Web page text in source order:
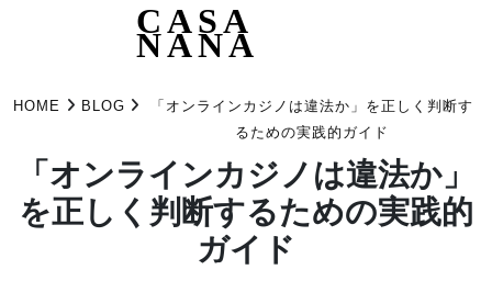
CASA
NANA
HOME BLOG
「オンラインカジノは違法か」を正しく判断す
るための実践的ガイド
「オンラインカジノは違法か」
を正しく判断するための実践的
ガイド